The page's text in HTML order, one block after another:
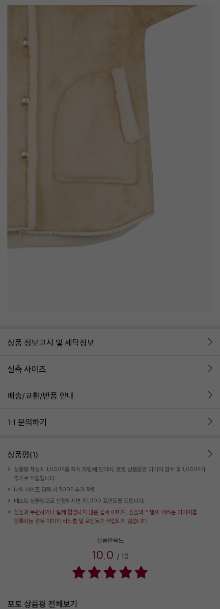
상품 정보고시 및 세탁정보
실측 사이즈
배송/교환/반품 안내
1:1 문의하기
상품평(1)
상품평 작성시 1,000P를 즉시 적립해 드리며, 포토 상품평은 이미지 검수 후 1,000P가
추가로 적립됩니다.
나의 사이즈 입력 시 500P 추가 적립
베스트 상품평으로 선정되시면 10,000 포인트를 드립니다.
상품과 무관하거나 실제 촬영하지 않은 캡쳐 이미지, 상품의 식별이 어려운 이미지를
등록하는 경우 이미지 비노출 및 포인트가 적립되지 않습니다.
상품만족도
10.0 / 10
포토 상품평 전체보기